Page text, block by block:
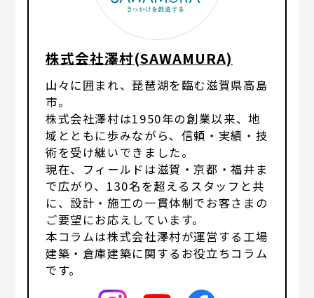
株式会社澤村(SAWAMURA)
山々に囲まれ、琵琶湖を臨む滋賀県高島
市。
株式会社澤村は1950年の創業以来、地
域とともに歩みながら、信頼・実績・技
術を受け継いできました。
現在、フィールドは滋賀・京都・福井ま
で広がり、130名を超えるスタッフと共
に、設計・施工の一貫体制でお客さまの
ご要望にお応えしています。
本コラムは株式会社澤村が運営する工場
建築・倉庫建築に関するお役立ちコラム
です。